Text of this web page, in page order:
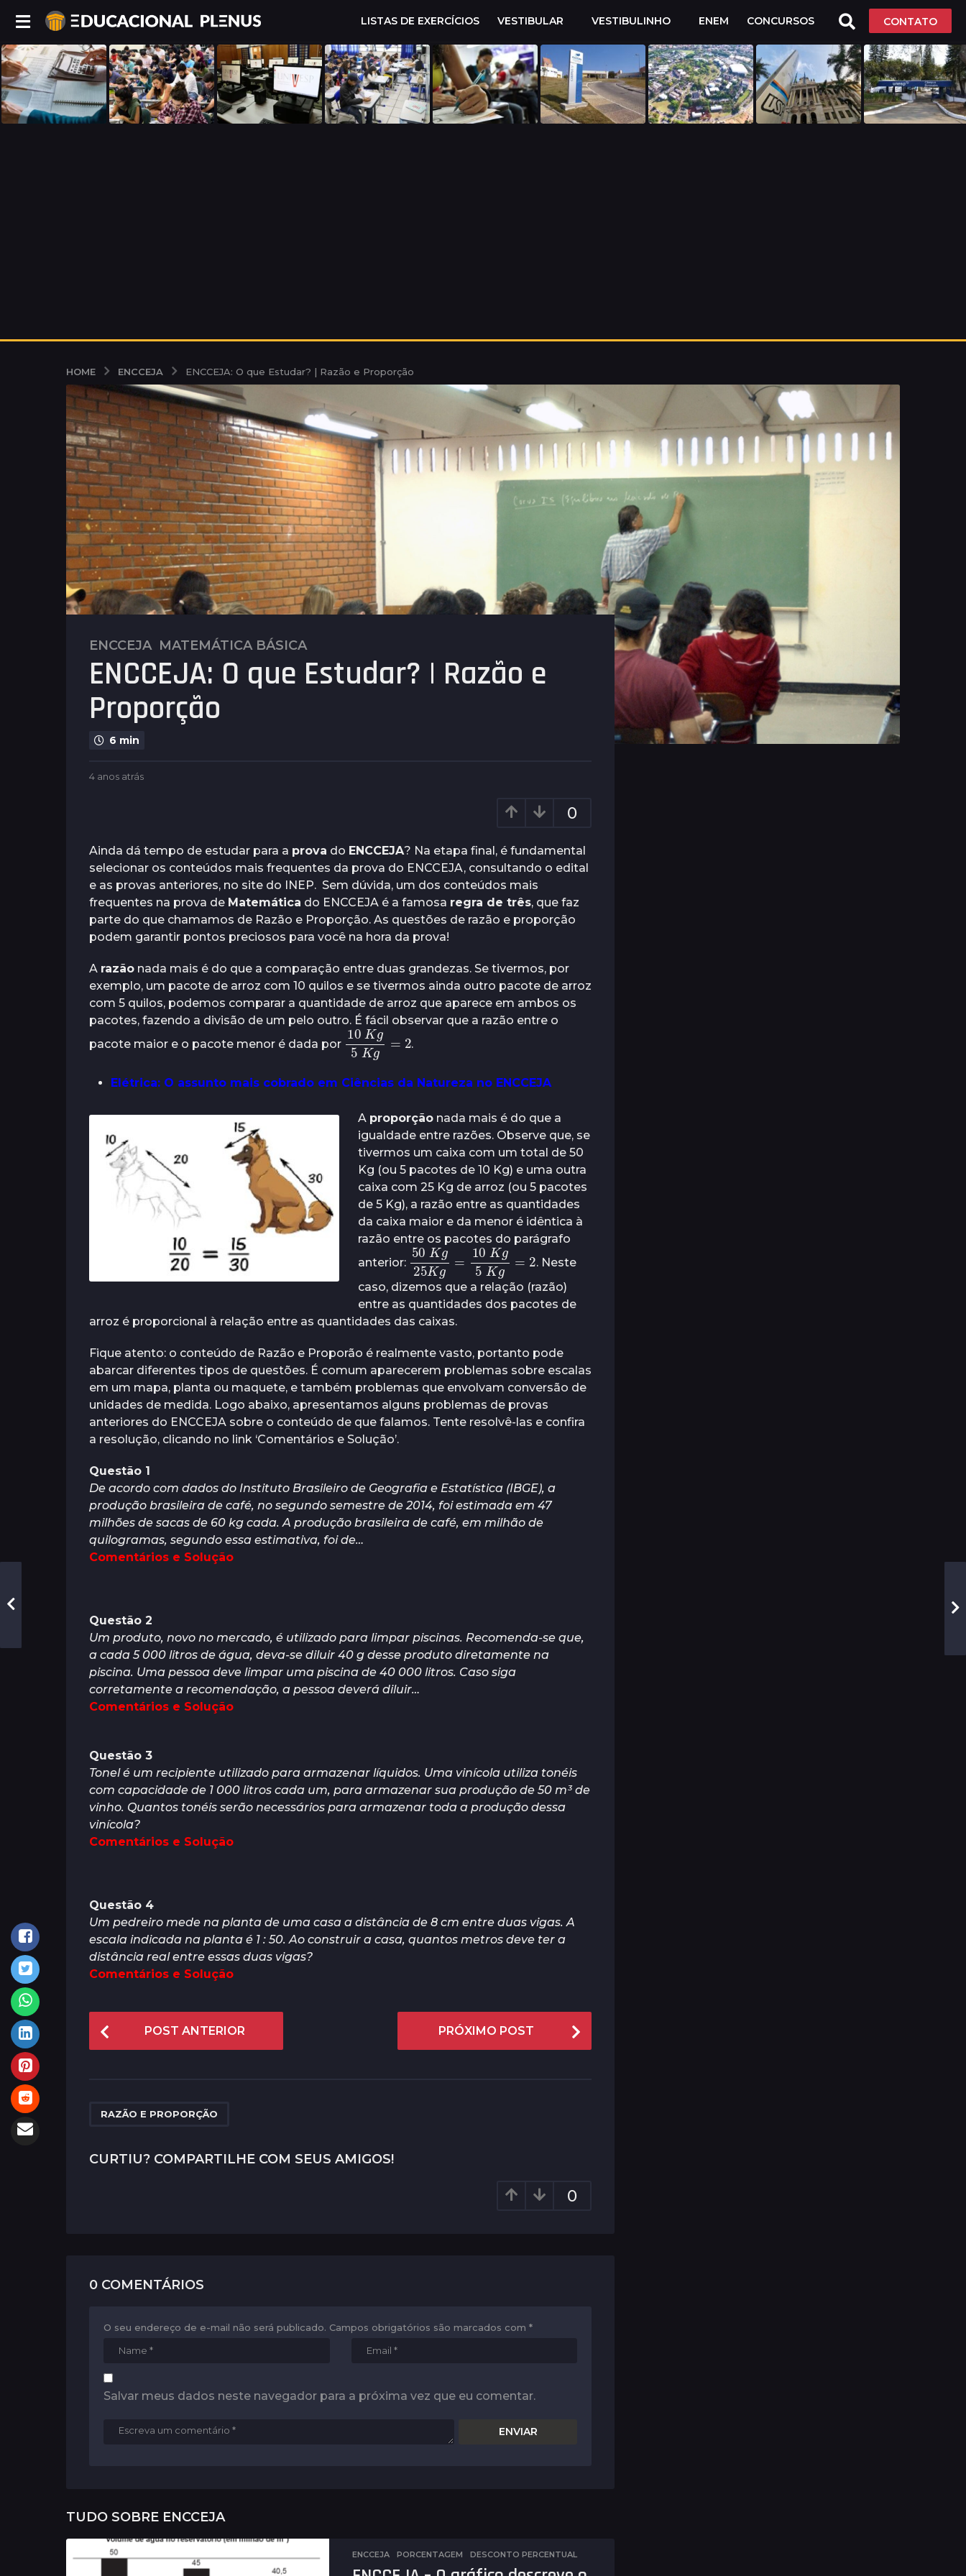
LISTAS DE EXERCÍCIOS VESTIBULAR VESTIBULINHO ENEM CONCURSOS CONTATO
HOME ENCCEJA ENCCEJA: O que Estudar? | Razão e Proporção
4
a
n
o
s
á
n
o
s
a
t
r
s
ENCCEJA ,MATEMÁTICA BÁSICA
ENCCEJA: O que Estudar? | Razão e
Proporção
6 min
b
n
u
s
4 anos atrás
a
t
r
á
s
0
Ainda dá tempo de estudar para a prova do ENCCEJA? Na etapa final, é fundamental
selecionar os conteúdos mais frequentes da prova do ENCCEJA, consultando o edital
e as provas anteriores, no site do INEP. Sem dúvida, um dos conteúdos mais
frequentes na prova de Matemática do ENCCEJA é a famosa regra de três, que faz
parte do que chamamos de Razão e Proporção. As questões de razão e proporção
podem garantir pontos preciosos para você na hora da prova!
A razão nada mais é do que a comparação entre duas grandezas. Se tivermos, por
exemplo, um pacote de arroz com 10 quilos e se tivermos ainda outro pacote de arroz
com 5 quilos, podemos comparar a quantidade de arroz que aparece em ambos os
pacotes, fazendo a divisão de um pelo outro. É fácil observar que a razão entre o
pacote maior e o pacote menor é dada por
10 Kg5 g
=2
.
Elétrica: O assunto mais cobrado em Ciências da Natureza no ENCCEJA
A proporçãonada mais é do que a
igualdade entre razões. Observe que, se
tivermos um caixa com um total de 50
Kg (ou 5 pacotes de 10 Kg) e uma outra
caixa com 25 Kg de arroz (ou 5 pacotes
de 5 Kg), a razão entre as quantidades
da caixa maior e da menor é idêntica à
razão entre os pacotes do parágrafo
anterior:
50 Kg25 Kg=10K 5
g=2
. Neste
caso, dizemos que a relação (razão)
entre as quantidades dos pacotes de
arroz é proporcional à relação entre as quantidades das caixas.
Fique atento: o conteúdo de Razão e Proporão é realmente vasto, portanto pode
abarcar diferentes tipos de questões. É comum aparecerem problemas sobre escalas
em um mapa, planta ou maquete, e também problemas que envolvam conversão de
unidades de medida. Logo abaixo, apresentamos alguns problemas de provas
anteriores do ENCCEJA sobre o conteúdo de que falamos. Tente resolvê-las e confira
a resolução, clicando no link ‘Comentários e Solução’.
Questão 1
De acordo com dados do Instituto Brasileiro de Geografia e Estatística (IBGE), a
produção brasileira de café, no segundo semestre de 2014, foi estimada em 47
milhões de sacas de 60 kg cada. A produção brasileira de café, em milhão de
quilogramas, segundo essa estimativa, foi de…
Comentários e Solução
Questão 2
Um produto, novo no mercado, é utilizado para limpar piscinas. Recomenda-se que,
a cada 5 000 litros de água, deva-se diluir 40 g desse produto diretamente na
piscina. Uma pessoa deve limpar uma piscina de 40 000 litros. Caso siga
corretamente a recomendação, a pessoa deverá diluir…
Comentários e Solução
Questão 3
Tonel é um recipiente utilizado para armazenar líquidos. Uma vinícola utiliza tonéis
com capacidade de 1 000 litros cada um, para armazenar sua produção de 50 m³ de
vinho. Quantos tonéis serão necessários para armazenar toda a produção dessa
vinícola?
Comentários e Solução
Questão 4
Um pedreiro mede na planta de uma casa a distância de 8 cm entre duas vigas. A
escala indicada na planta é 1 : 50. Ao construir a casa, quantos metros deve ter a
distância real entre essas duas vigas?
Comentários e Solução
P
o
P
g
i
POST ANTERIOR PRÓXIMO POST
RAZÃO E PROPORÇÃO
CURTIU? COMPARTILHE COM SEUS AMIGOS!
0
0 COMENTÁRIOS
O seu endereço de e-mail não será publicado. Campos obrigatórios são marcados com *
Salvar meus dados neste navegador para a próxima vez que eu comentar.
TUDO SOBRE ENCCEJA
ENCCEJA ,PORCENTAGEM DESCONTO PERCENTUAL